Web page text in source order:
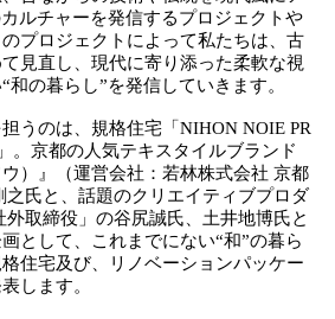
ルチャーを発信するプロジェクトや
プロジェクトによって私たちは、古
見直し、現代に寄り添った柔軟な視
和の暮らし”を発信していきます。
うのは、規格住宅「NIHON NOIE PR
。京都の人気テキスタイルブランド
ウ）』（運営会社：若林株式会社 京都
之氏と、話題のクリエイティブプロダ
取締役」の谷尻誠氏、土井地博氏と
として、これまでにない“和”の暮ら
住宅及び、リノベーションパッケー
します。